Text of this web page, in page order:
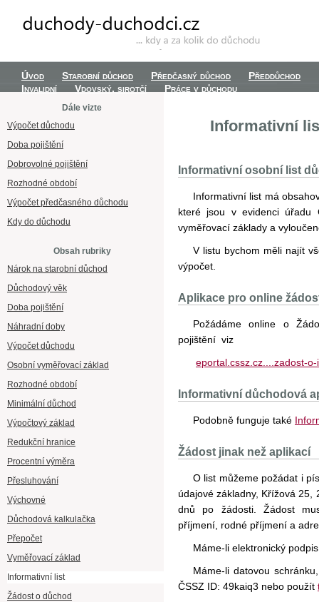
Úvod Starobní důchod Předčasný důchod
Předdůchod
Invalidní
Vdovský, sirotčí Práce v důchodu
Dále vizte
Výpočet důchodu
Doba pojištění
Dobrovolné pojištění
Rozhodné období
Výpočet předčasného důchodu
Kdy do důchodu
Obsah rubriky
Nárok na starobní důchod
Důchodový věk
Doba pojištění
Náhradní doby
Výpočet důchodu
Osobní vyměřovací základ
Rozhodné období
Minimální důchod
Výpočtový základ
Redukční hranice
Procentní výměra
Přesluhování
Výchovné
Důchodová kalkulačka
Přepočet
Vyměřovací základ
Informativní list
Žádost o důchod
Informativní
Informativní osobní list
Informativní list má
které jsou v evidenci úřadu
vyměřovací základy a
V listu bychom měli najít
výpočet.
Aplikace pro online
Požádáme online o
pojištění viz
eportal.cssz.cz....zadost-
Informativní důchodová
Podobně funguje také
Žádost jinak než aplikací
O list můžeme požádat i
údajové základny, Křížová 25,
dnů po žádosti. Žádost
příjmení, rodné příjmení a
Máme-li elektronický
Máme-li datovou
ČSSZ ID: 49kaiq3 nebo použít